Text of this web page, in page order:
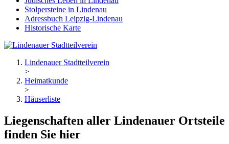
Stolpersteine in Lindenau
Adressbuch Leipzig-Lindenau
Historische Karte
Lindenauer Stadtteilverein
>
Heimatkunde
>
Häuserliste
Liegenschaften aller Lindenauer Ortsteile
finden Sie hier